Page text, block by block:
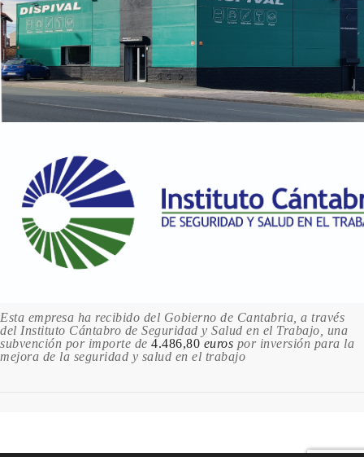
Esta empresa ha recibido del Gobierno de Cantabria, a través
del Instituto Cántabro de Seguridad y Salud en el Trabajo, una
subvención por importe de 4.486,80 euros por inversión para la
mejora de la seguridad y salud en el trabajo